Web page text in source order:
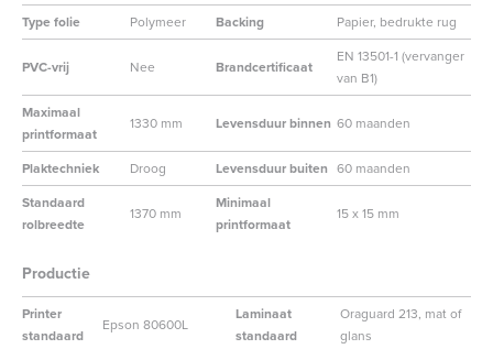
Type folie Polymeer Backing Papier, bedrukte rug
PVC-vrij Nee Brandcertificaat
EN 13501-1 (vervanger
van B1)
Maximaal
printformaat
1330 mm Levensduur binnen 60 maanden
Plaktechniek Droog Levensduur buiten 60 maanden
Standaard
rolbreedte
1370 mm
Minimaal
printformaat
15 x 15 mm
Productie
Printer
standaard
Epson 80600L
Laminaat
standaard
Oraguard 213, mat of
glans